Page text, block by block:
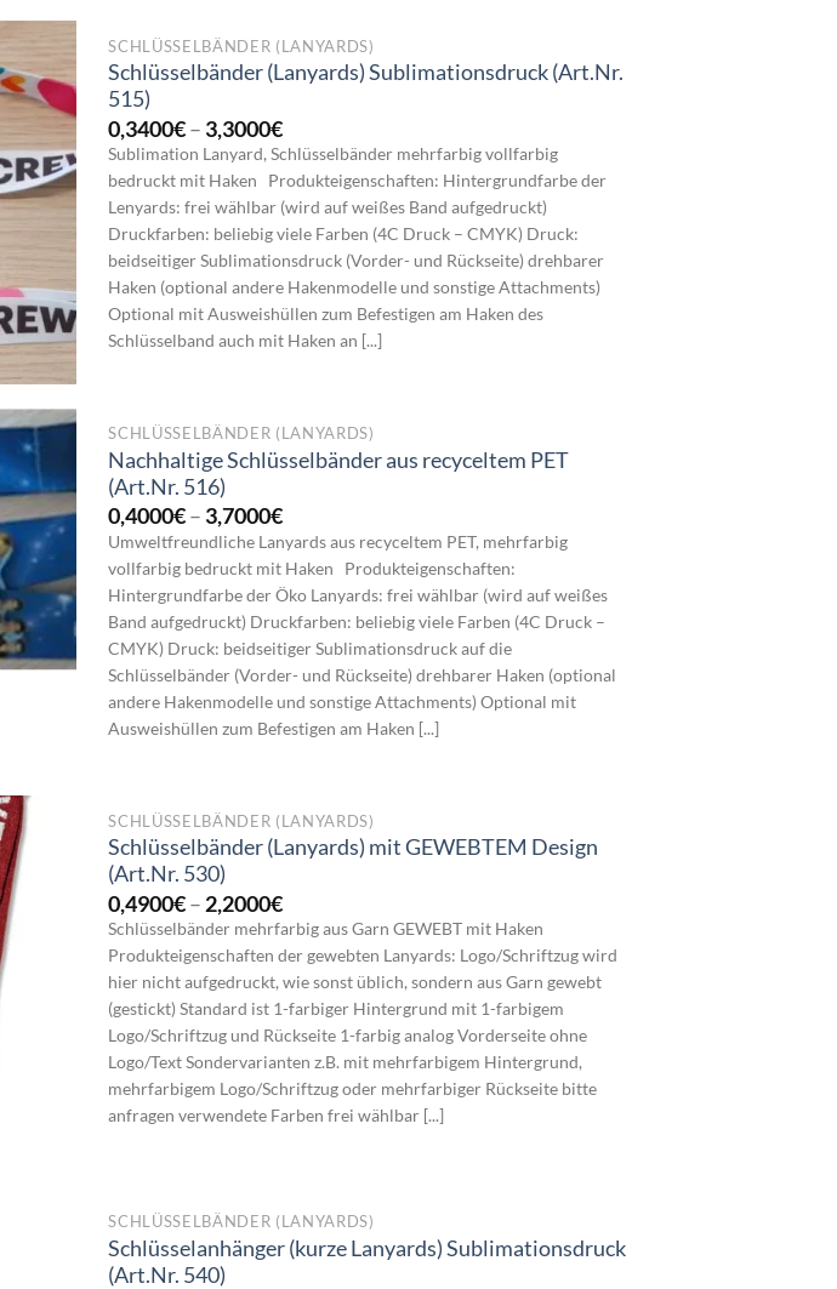
SCHLÜSSELBÄNDER (LANYARDS)
Schlüsselbänder (Lanyards) Sublimationsdruck (Art.Nr.
515)
0,3400€– 3,3000€Preisspanne:
0,3400€
bis
3,3000€
Sublimation Lanyard, Schlüsselbänder mehrfarbig vollfarbig
bedruckt mit Haken Produkteigenschaften: Hintergrundfarbe der
Lenyards: frei wählbar (wird auf weißes Band aufgedruckt)
Druckfarben: beliebig viele Farben (4C Druck – CMYK) Druck:
beidseitiger Sublimationsdruck (Vorder- und Rückseite) drehbarer
Haken (optional andere Hakenmodelle und sonstige Attachments)
Optional mit Ausweishüllen zum Befestigen am Haken des
Schlüsselband auch mit Haken an [...]
SCHLÜSSELBÄNDER (LANYARDS)
Nachhaltige Schlüsselbänder aus recyceltem PET
(Art.Nr. 516)
0,4000€– 3,7000€Preisspanne:
0,4000€
bis
3,7000€
Umweltfreundliche Lanyards aus recyceltem PET, mehrfarbig
vollfarbig bedruckt mit Haken Produkteigenschaften:
Hintergrundfarbe der Öko Lanyards: frei wählbar (wird auf weißes
Band aufgedruckt) Druckfarben: beliebig viele Farben (4C Druck –
CMYK) Druck: beidseitiger Sublimationsdruck auf die
Schlüsselbänder (Vorder- und Rückseite) drehbarer Haken (optional
andere Hakenmodelle und sonstige Attachments) Optional mit
Ausweishüllen zum Befestigen am Haken [...]
SCHLÜSSELBÄNDER (LANYARDS)
Schlüsselbänder (Lanyards) mit GEWEBTEM Design
(Art.Nr. 530)
0,4900€– 2,2000€Preisspanne:
0,4900€
bis
2,2000€
Schlüsselbänder mehrfarbig aus Garn GEWEBT mit Haken
Produkteigenschaften der gewebten Lanyards: Logo/Schriftzug wird
hier nicht aufgedruckt, wie sonst üblich, sondern aus Garn gewebt
(gestickt) Standard ist 1-farbiger Hintergrund mit 1-farbigem
Logo/Schriftzug und Rückseite 1-farbig analog Vorderseite ohne
Logo/Text Sondervarianten z.B. mit mehrfarbigem Hintergrund,
mehrfarbigem Logo/Schriftzug oder mehrfarbiger Rückseite bitte
anfragen verwendete Farben frei wählbar [...]
SCHLÜSSELBÄNDER (LANYARDS)
Schlüsselanhänger (kurze Lanyards) Sublimationsdruck
(Art.Nr. 540)